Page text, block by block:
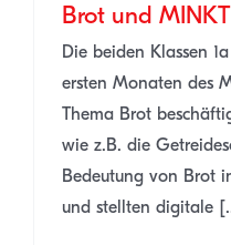
Brot und MINKT
Die beiden Klassen
ersten Monaten des
Thema Brot
wie z.B. die
Bedeutung von Brot
und stellten digitale